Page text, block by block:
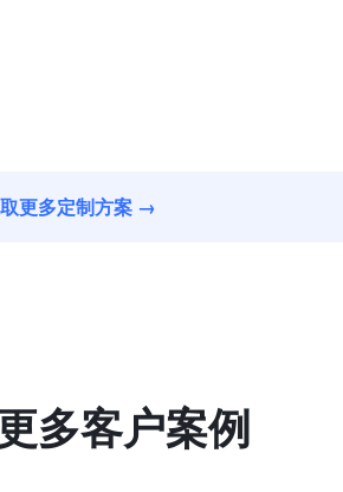
更多定制方案 →
多客户案例